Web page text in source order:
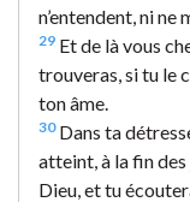
n’entendent, ni ne
29 Et de là vous
trouveras, si tu le
ton âme.
30Dans ta
atteint, à la fin
Dieu, et tu